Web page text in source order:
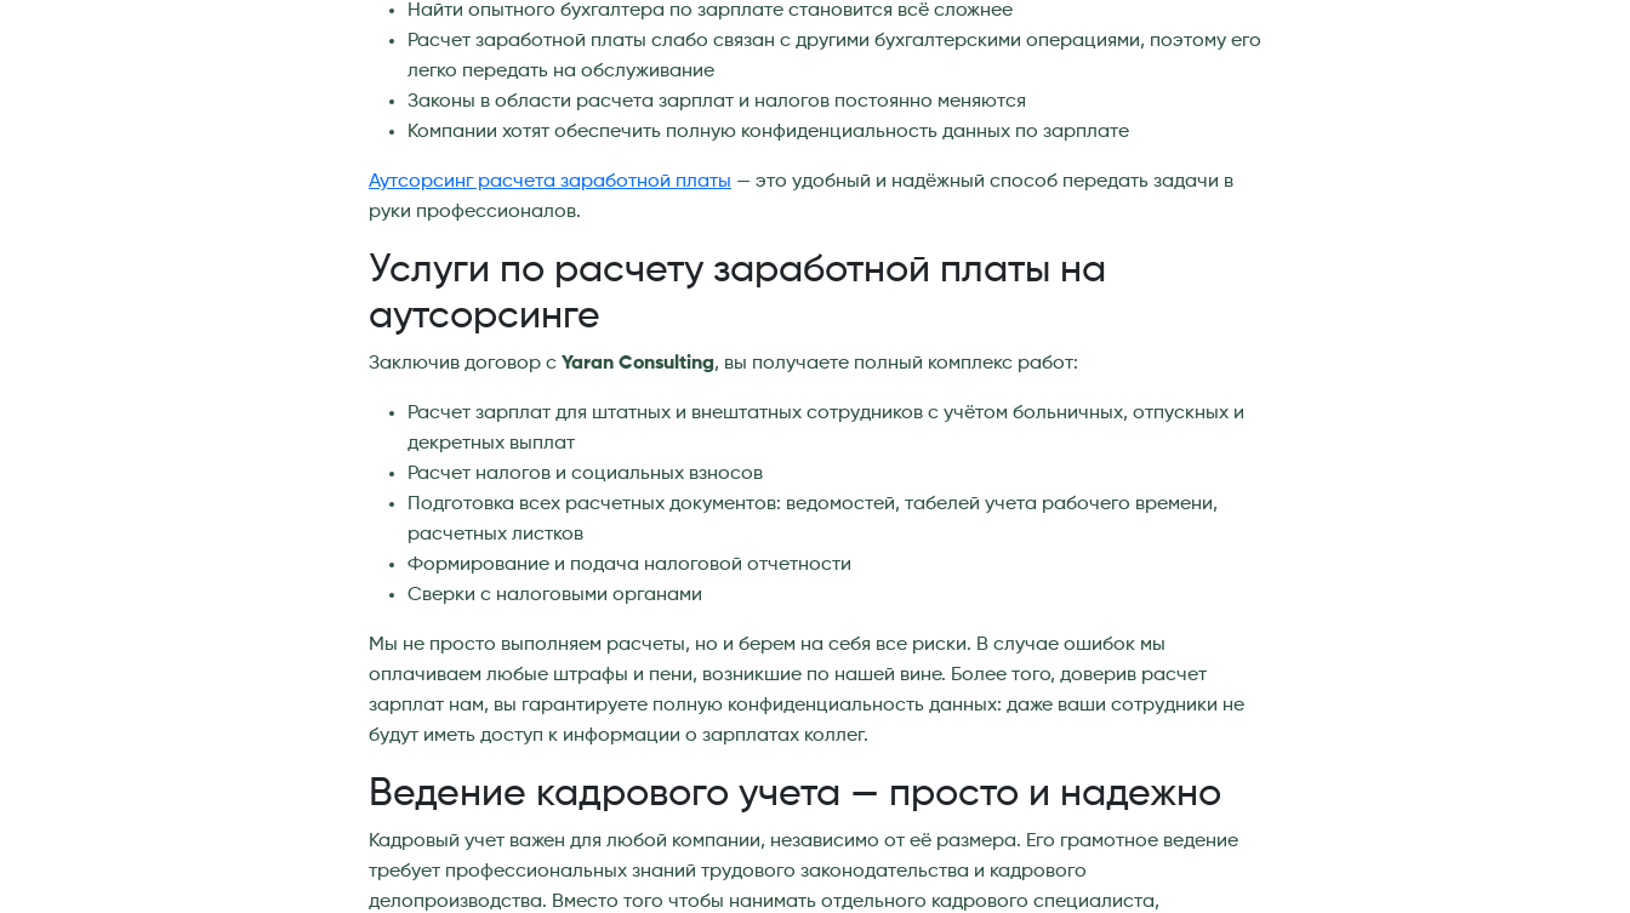
Найти опытного бухгалтера по зарплате становится всё сложнее
Расчет заработной платы слабо связан с другими бухгалтерскими операциями, поэтому его
легко передать на обслуживание
Законы в области расчета зарплат и налогов постоянно меняются
Компании хотят обеспечить полную конфиденциальность данных по зарплате
Аутсорсинг расчета заработной платы — это удобный и надёжный способ передать задачи в
руки профессионалов.
Услуги по расчету заработной платы на
аутсорсинге
Заключив договор с Yaran Consulting, вы получаете полный комплекс работ:
Расчет зарплат для штатных и внештатных сотрудников с учётом больничных, отпускных и
декретных выплат
Расчет налогов и социальных взносов
Подготовка всех расчетных документов: ведомостей, табелей учета рабочего времени,
расчетных листков
Формирование и подача налоговой отчетности
Сверки с налоговыми органами
Мы не просто выполняем расчеты, но и берем на себя все риски. В случае ошибок мы
оплачиваем любые штрафы и пени, возникшие по нашей вине. Более того, доверив расчет
зарплат нам, вы гарантируете полную конфиденциальность данных: даже ваши сотрудники не
будут иметь доступ к информации о зарплатах коллег.
Ведение кадрового учета — просто и надежно
Кадровый учет важен для любой компании, независимо от её размера. Его грамотное ведение
требует профессиональных знаний трудового законодательства и кадрового
делопроизводства. Вместо того чтобы нанимать отдельного кадрового специалиста,